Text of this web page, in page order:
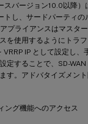
スバージョン10.0以降）
トし、サードパーティの
プライアンスはマスタ
を使用するようにトラ
VRRP IP として設定し
定することで、SD-
す。アドバタイズメン
ング機能へのアクセス